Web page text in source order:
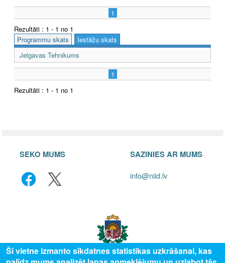
1
Rezultāti : 1 - 1 no 1
Programmu skats
Iestāžu skats
Jelgavas Tehnikums
1
Rezultāti : 1 - 1 no 1
SEKO MUMS SAZINIES AR MUMS
info@niid.lv
Šī vietne izmanto sīkdatnes statistikas uzkrāšanai, kas